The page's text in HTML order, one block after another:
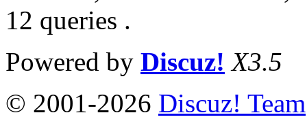
12 queries .
Powered by Discuz! X3.5
© 2001-2026 Discuz! Team